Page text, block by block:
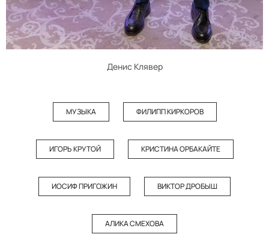
Денис Клявер
МУЗЫКА ФИЛИПП КИРКОРОВ
ИГОРЬ КРУТОЙ КРИСТИНА ОРБАКАЙТЕ
ИОСИФ ПРИГОЖИН ВИКТОР ДРОБЫШ
АЛИКА СМЕХОВА